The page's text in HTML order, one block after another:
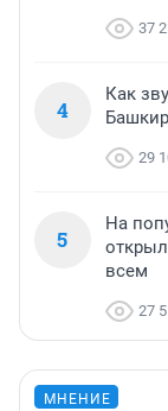
37
4
Как
29
5
На
всем
27
МНЕНИЕ